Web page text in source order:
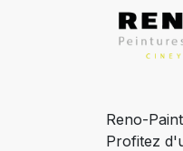
Reno-
Profitez